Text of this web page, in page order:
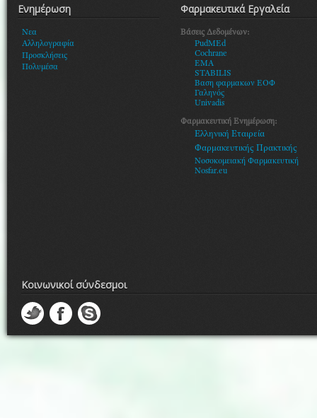
Ενημέρωση
Νεα
Αλληλογραφία
Προσκλήσεις
Πολυμέσα
Φαρμακευτικά Εργαλεία
Βάσεις Δεδομένων:
PudMEd
Cochrane
EMA
STABILIS
Βαση φαρμακων ΕΟΦ
Γαληνός
Univadis
Φαρμακευτική Ενημέρωση:
Ελληνική Εταιρεία
Φαρμακευτικής Πρακτικής
Νοσοκομειακή Φαρμακευτική
Nosfar.eu
Κοινωνικοί σύνδεσμοι